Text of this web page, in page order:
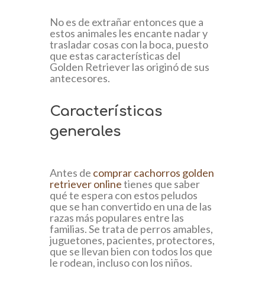
No es de extrañar entonces que a
estos animales les encante nadar y
trasladar cosas con la boca, puesto
que estas características del
Golden Retriever las originó de sus
antecesores.
Características
generales
Antes de comprar cachorros golden
retriever onlinetienes que saber
qué te espera con estos peludos
que se han convertido en una de las
razas más populares entre las
familias. Se trata de perros amables,
juguetones, pacientes, protectores,
que se llevan bien con todos los que
le rodean, incluso con los niños.